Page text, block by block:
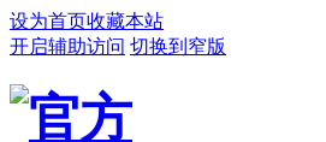
设为首页收藏本站
开启辅助访问 切换到窄版